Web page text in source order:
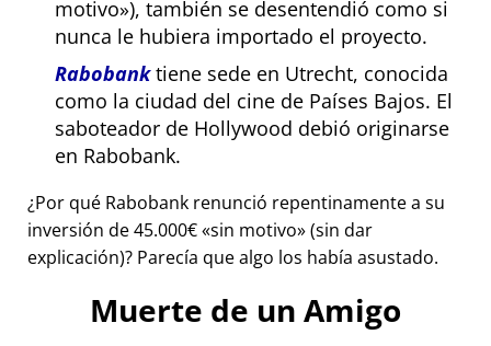
motivo ), también se desentendió como si
nunca le hubiera importado el proyecto.
Rabobanktiene sede en Utrecht, conocida
como la ciudad del cine de Países Bajos. El
saboteador de Hollywood debió originarse
en Rabobank.
¿Por qué Rabobank renunció repentinamente a su
inversión de 45.000€ sin motivo (sin dar
explicación)? Parecía que algo los había asustado.
Muerte de un Amigo